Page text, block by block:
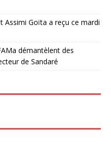
Assimi Goïta a reçu ce mardi
démantèlent des
de Sandaré